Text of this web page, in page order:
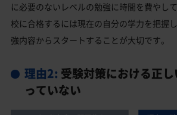
に必要のないレベルの勉強に時間を費やし
校に合格するには現在の自分の学力を把握
強内容からスタートすることが大切です。
理由2: 受験対策における正
っていない